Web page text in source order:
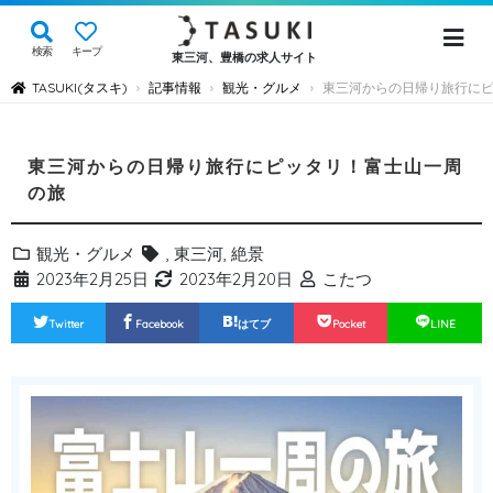
検索 キープ 東三河、豊橋の求人サイト
TASUKI(タスキ) › 記事情報 › 観光・グルメ › 東三河からの日帰り旅行に
東三河からの日帰り旅行にピッタリ！富士山一周
の旅
観光・グルメ , 東三河, 絶景
2023年2月25日
2023年2月20日 こたつ
Twitter Facebook はてブ Pocket LINE